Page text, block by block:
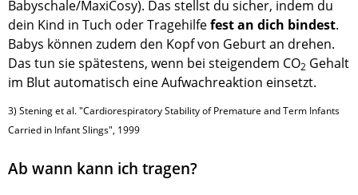
Babyschale/MaxiCosy). Das stellst du sicher, indem du
dein Kind in Tuch oder Tragehilfefest an dich bindest.
Babys können zudem den Kopf von Geburt an drehen.
Das tun sie spätestens, wenn bei steigendem CO2 Gehalt
im Blut automatisch eine Aufwachreaktion einsetzt.
3) Stening et al. "Cardiorespiratory Stability of Premature and Term Infants
Carried in Infant Slings", 1999
Ab wann kann ich tragen?